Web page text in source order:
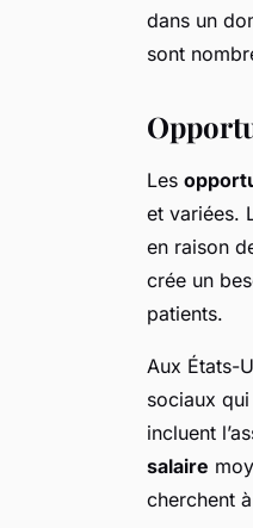
dans un
sont
Les
et variées.
en raison
crée un
patients.
Aux États-
sociaux
incluent
salaire
cherchent